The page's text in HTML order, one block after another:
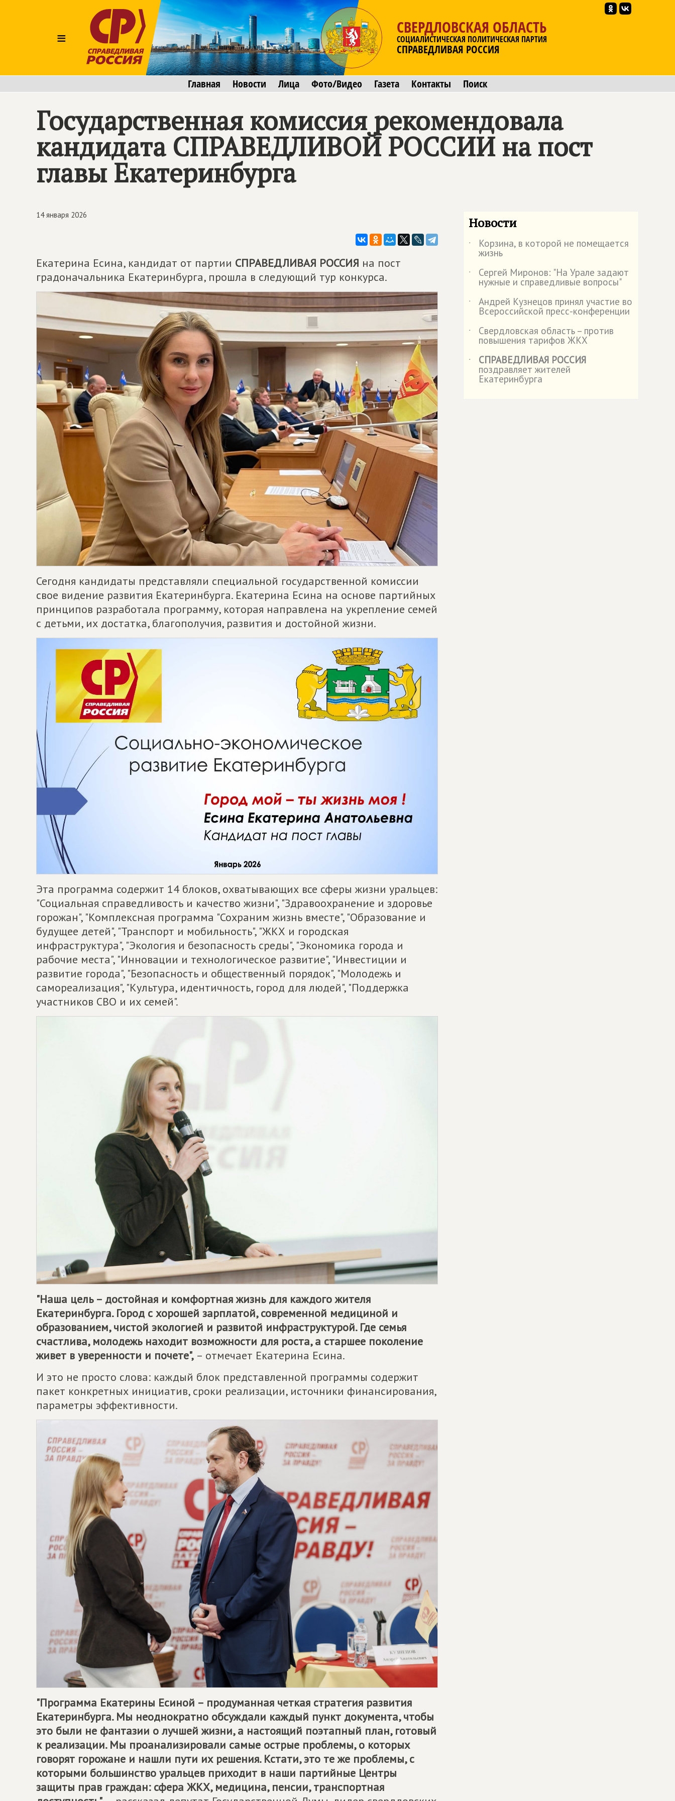
≡
СВЕРДЛОВСКАЯ ОБЛАСТЬ
СОЦИАЛИСТИЧЕСКАЯ ПОЛИТИЧЕСКАЯ ПАРТИЯ
СПРАВЕДЛИВАЯ РОССИЯ
Главная Новости Лица Фото/Видео Газета Контакты Поиск
Государственная комиссия рекомендовала
кандидата СПРАВЕДЛИВОЙ РОССИИна пост
главы Екатеринбурга
14 января 2026
Екатерина Есина, кандидат от партии СПРАВЕДЛИВАЯ РОССИЯ на пост
градоначальника Екатеринбурга, прошла в следующий тур конкурса.
Сегодня кандидаты представляли специальной государственной комиссии
свое видение развития Екатеринбурга. Екатерина Есина на основе партийных
принципов разработала программу, которая направлена на укрепление семей
с детьми, их достатка, благополучия, развития и достойной жизни.
Эта программа содержит 14 блоков, охватывающих все сферы жизни уральцев:
"Социальная справедливость и качество жизни", "Здравоохранение и здоровье
горожан", "Комплексная программа "Сохраним жизнь вместе", "Образование и
будущее детей", "Транспорт и мобильность", "ЖКХ и городская
инфраструктура", "Экология и безопасность среды", "Экономика города и
рабочие места", "Инновации и технологическое развитие", "Инвестиции и
развитие города", "Безопасность и общественный порядок", "Молодежь и
самореализация", "Культура, идентичность, город для людей", "Поддержка
участников СВО и их семей".
"Наша цель – достойная и комфортная жизнь для каждого жителя
Екатеринбурга. Город с хорошей зарплатой, современной медициной и
образованием, чистой экологией и развитой инфраструктурой. Где семья
счастлива, молодежь находит возможности для роста, а старшее поколение
живет в уверенности и почете", – отмечает Екатерина Есина.
И это не просто слова: каждый блок представленной программы содержит
пакет конкретных инициатив, сроки реализации, источники финансирования,
параметры эффективности.
"Программа Екатерины Есиной – продуманная четкая стратегия развития
Екатеринбурга. Мы неоднократно обсуждали каждый пункт документа, чтобы
это были не фантазии о лучшей жизни, а настоящий поэтапный план, готовый
к реализации. Мы проанализировали самые острые проблемы, о которых
говорят горожане и нашли пути их решения. Кстати, это те же проблемы, с
которыми большинство уральцев приходит в наши партийные Центры
защиты прав граждан: сфера ЖКХ, медицина, пенсии, транспортная
Новости
˙ Корзина, в которой не помещается
жизнь
˙
Сергей Миронов: "На Урале задают
нужные и справедливые вопросы"
˙
Андрей Кузнецов принял участие во
Всероссийской пресс-конференции
˙
Свердловская область – против
повышения тарифов ЖКХ
˙
СПРАВЕДЛИВАЯ РОССИЯ
поздравляет жителей
Екатеринбурга